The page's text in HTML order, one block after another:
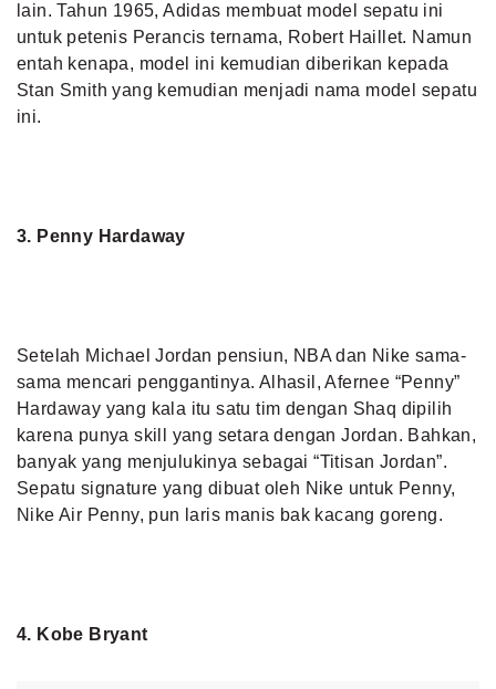
lain. Tahun 1965, Adidas membuat model sepatu ini
untuk petenis Perancis ternama, Robert Haillet. Namun
entah kenapa, model ini kemudian diberikan kepada
Stan Smith yang kemudian menjadi nama model sepatu
ini.
3. Penny Hardaway
Setelah Michael Jordan pensiun, NBA dan Nike sama-
sama mencari penggantinya. Alhasil, Afernee “Penny”
Hardaway yang kala itu satu tim dengan Shaq dipilih
karena punya skill yang setara dengan Jordan. Bahkan,
banyak yang menjulukinya sebagai “Titisan Jordan”.
Sepatu signature yang dibuat oleh Nike untuk Penny,
Nike Air Penny, pun laris manis bak kacang goreng.
4. Kobe Bryant